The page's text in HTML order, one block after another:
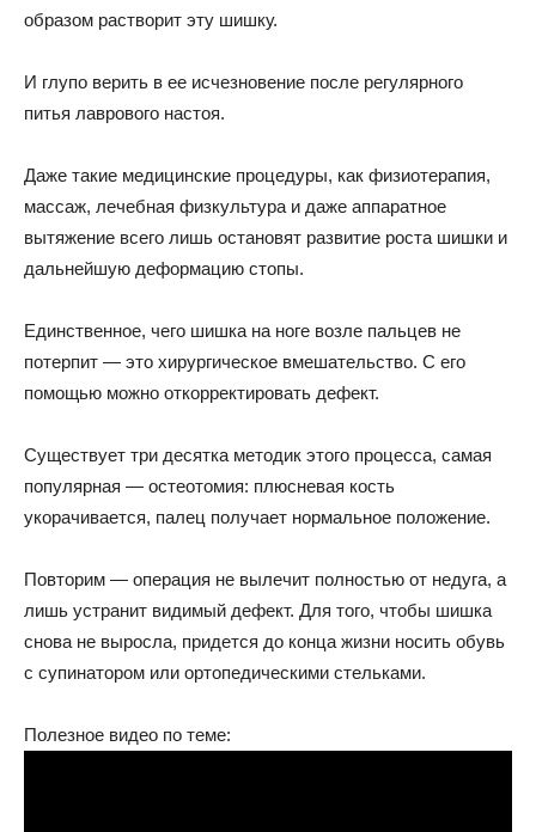
образом растворит эту шишку.
И глупо верить в ее исчезновение после регулярного
питья лаврового настоя.
Даже такие медицинские процедуры, как физиотерапия,
массаж, лечебная физкультура и даже аппаратное
вытяжение всего лишь остановят развитие роста шишки и
дальнейшую деформацию стопы.
Единственное, чего шишка на ноге возле пальцев не
потерпит — это хирургическое вмешательство. С его
помощью можно откорректировать дефект.
Существует три десятка методик этого процесса, самая
популярная — остеотомия: плюсневая кость
укорачивается, палец получает нормальное положение.
Повторим — операция не вылечит полностью от недуга, а
лишь устранит видимый дефект. Для того, чтобы шишка
снова не выросла, придется до конца жизни носить обувь
с супинатором или ортопедическими стельками.
Полезное видео по теме: